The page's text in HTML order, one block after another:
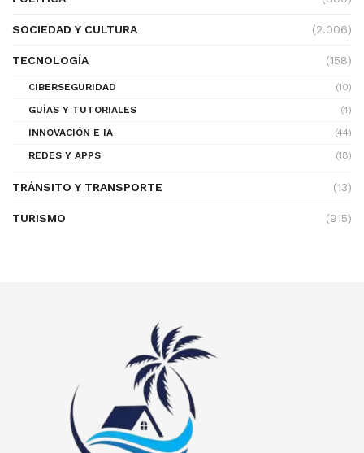
SOCIEDAD Y CULTURA (2.006)
TECNOLOGÍA (158)
CIBERSEGURIDAD
(10)
GUÍAS Y TUTORIALES
(4)
INNOVACIÓN E IA
(44)
REDES Y APPS
(18)
TRÁNSITO Y TRANSPORTE (13)
TURISMO (915)